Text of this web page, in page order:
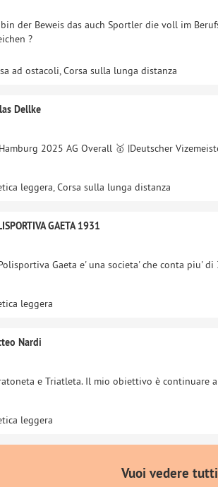
der Beweis das auch Sportler die voll im
?
ad ostacoli, Corsa sulla lunga distanza
Dellke
2025 AG Overall 🥇 |Deutscher
leggera, Corsa sulla lunga distanza
GAETA 1931
Gaeta e' una societa' che conta piu'
leggera
Nardi
e Triatleta. Il mio obiettivo è continuare
leggera
Vuoi vedere